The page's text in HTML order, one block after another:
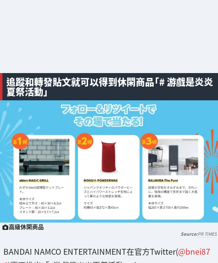
追蹤和轉發貼文就可以得到休閑商品「# 游戲是炎炎
夏祭活動」
高級休閑商品
PR TIMES
BANDAI NAMCO ENTERTAINMENT在官方Twitter(@bnei87